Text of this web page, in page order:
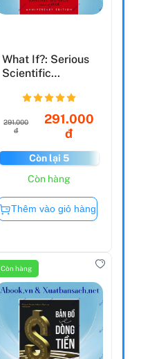
What If?: Serious
Scientific
Absurd Hyp...
291.000
đ
291.000
đ
Còn lại 5
Còn hàng
Thêm vào giỏ hàng
Còn hàng